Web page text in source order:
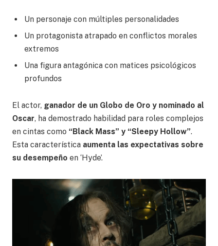
Un personaje con múltiples personalidades
Un protagonista atrapado en conflictos morales
extremos
Una figura antagónica con matices psicológicos
profundos
El actor, ganador de un Globo de Oro y nominado al
Oscar, ha demostrado habilidad para roles complejos
en cintas como “Black Mass” y “Sleepy Hollow”.
Esta característica aumenta las expectativas sobre
su desempeño en ‘Hyde’.